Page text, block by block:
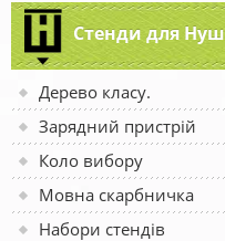
Стенди для Нуш
Дерево класу.
Зарядний пристрій
Коло вибору
Мовна скарбничка
Набори стендів